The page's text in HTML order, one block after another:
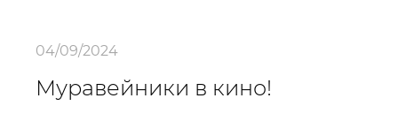
04/09/2024
Муравейники в кино!